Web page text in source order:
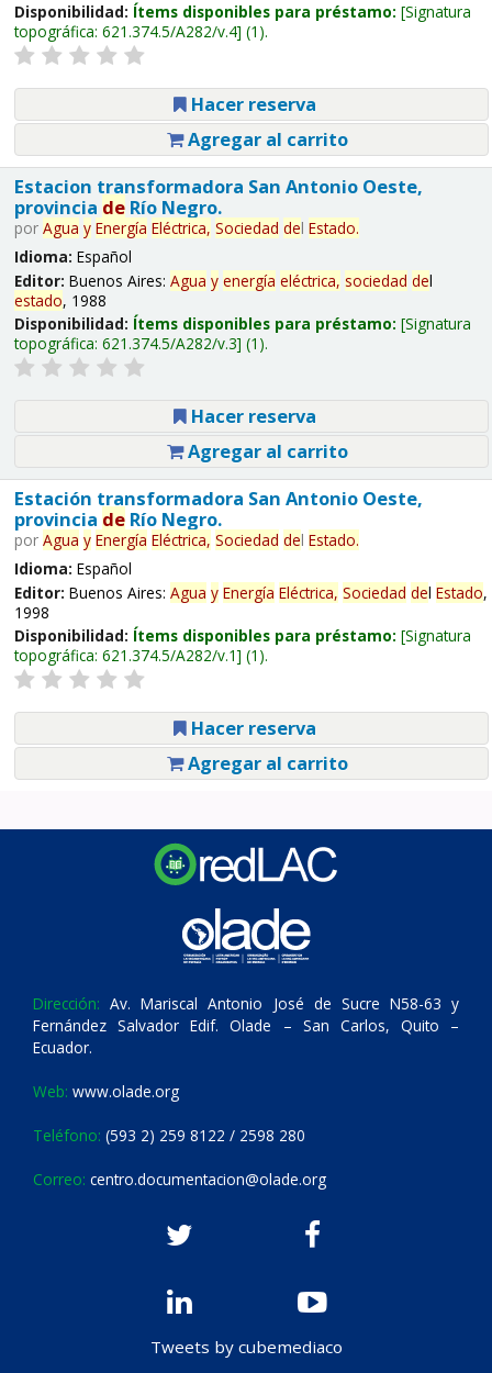
Disponibilidad: Ítems disponibles para préstamo: Signatura
topográfica: 621.374.5/A282/v.4 (1).
Hacer reserva
Agregar al carrito
Estacion transformadora San Antonio Oeste,
provincia deRío Negro.
por Agua y Energía Eléctrica, Sociedad del Estado.
Idioma: Español
Editor: Buenos Aires: Agua y energía eléctrica, sociedad del
estado, 1988
Disponibilidad: Ítems disponibles para préstamo: Signatura
topográfica: 621.374.5/A282/v.3 (1).
Hacer reserva
Agregar al carrito
Estación transformadora San Antonio Oeste,
provincia deRío Negro.
por Agua y Energía Eléctrica, Sociedad del Estado.
Idioma: Español
Editor: Buenos Aires: Agua y Energía Eléctrica, Sociedad del Estado,
1998
Disponibilidad: Ítems disponibles para préstamo: Signatura
topográfica: 621.374.5/A282/v.1 (1).
Hacer reserva
Agregar al carrito
Dirección: Av. Mariscal Antonio José de Sucre N58-63 y
Fernández Salvador Edif. Olade – San Carlos, Quito –
Ecuador.
Web: www.olade.org
Teléfono: (593 2) 259 8122 / 2598 280
Correo: centro.documentacion@olade.org
Tweets by cubemediaco